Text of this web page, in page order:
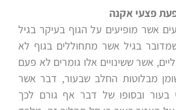
פצעי אקנה
אשר מופיעים על הגוף בעיקר בגיל
בגיל אשר מתחוללים בגוף לא
אשר ששינויים אלו גומרים לא פעם
מבלוטות החלב שבעור, דבר אשר
בעור ובסופו של דבר אף גורם לכך